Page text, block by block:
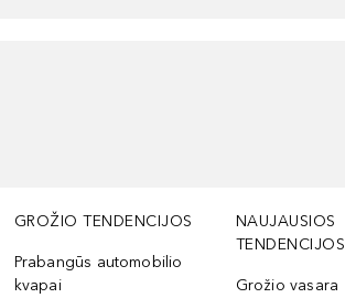
GROŽIO TENDENCIJOS
Prabangūs automobilio
kvapai
NAUJAUSIOS
TENDENCIJOS
Grožio vasara